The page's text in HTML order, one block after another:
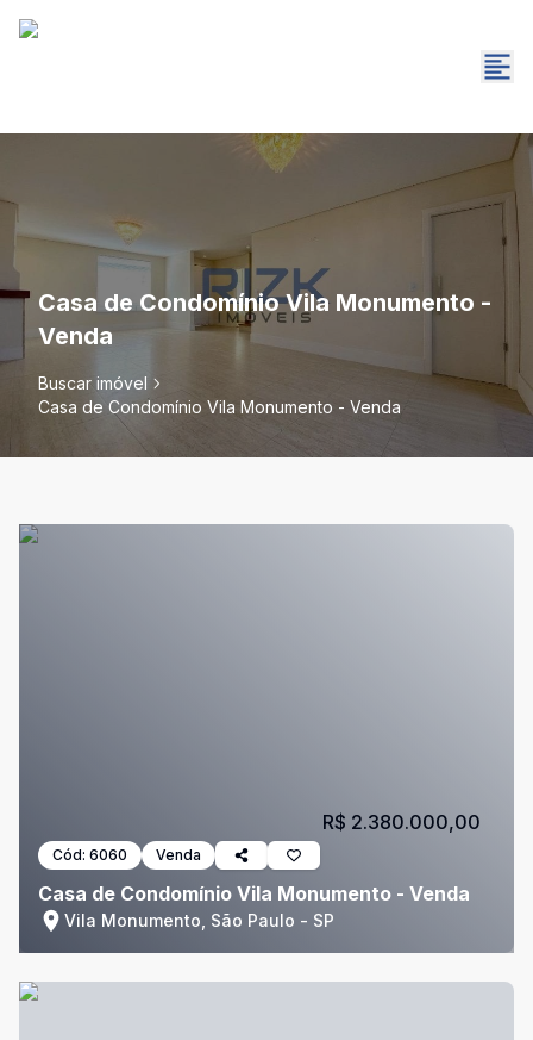
Casa de Condomínio Vila Monumento -
Venda
Buscar imóvel
Casa de Condomínio Vila Monumento - Venda
Cód: 6060 Venda
Casa de Condomínio Vila Monumento - Venda
Vila Monumento, São Paulo - SP
R$ 2.380.000,00